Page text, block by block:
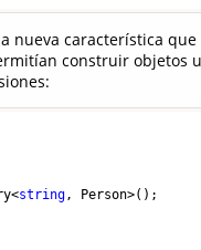
nueva característica
construir objetos
string, Person>();